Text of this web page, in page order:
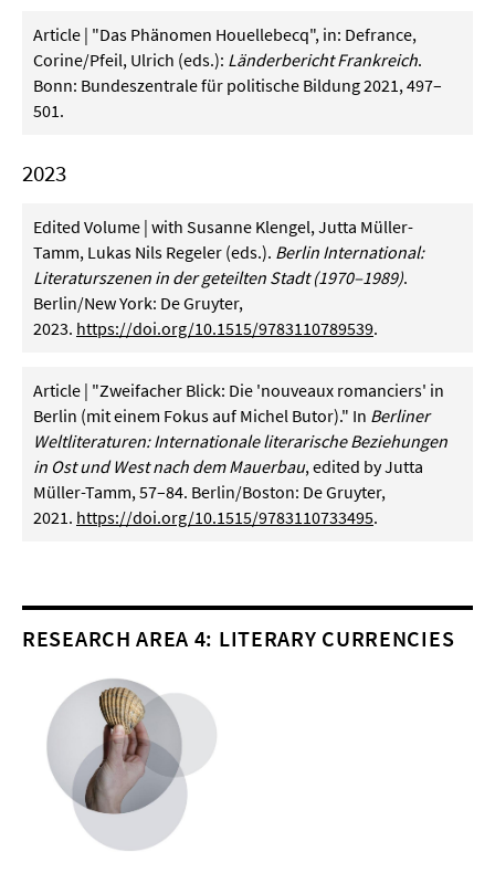
Article | "Das Phänomen Houellebecq", in: Defrance,
Corine/Pfeil, Ulrich (eds.): Länderbericht Frankreich.
Bonn: Bundeszentrale für politische Bildung 2021, 497–
501.
2023
Edited Volume | with Susanne Klengel, Jutta Müller-
Tamm, Lukas Nils Regeler (eds.). Berlin International:
Literaturszenen in der geteilten Stadt (1970‒1989).
Berlin/New York: De Gruyter,
2023. https://doi.org/10.1515/9783110789539.
Article | "Zweifacher Blick: Die 'nouveaux romanciers' in
Berlin (mit einem Fokus auf Michel Butor)." In Berliner
Weltliteraturen: Internationale literarische Beziehungen
in Ost und West nach dem Mauerbau, edited by Jutta
Müller-Tamm, 57–84. Berlin/Boston: De Gruyter,
2021. https://doi.org/10.1515/9783110733495.
RESEARCH AREA 4: LITERARY CURRENCIES